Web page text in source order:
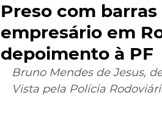
Preso com
empresário em
depoimento à PF
Bruno Mendes de Jesus,
Vista pela Polícia